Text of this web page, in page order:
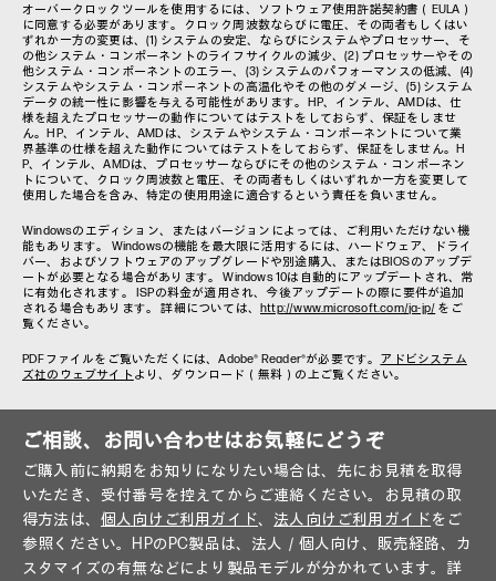
オーバークロックツールを使用するには、ソフトウェア使用許諾契約書（EULA）
に同意する必要があります。クロック周波数ならびに電圧、その両者もしくはい
ずれか一方の変更は、(1) システムの安定、ならびにシステムやプロセッサー、そ
の他システム・コンポーネントのライフサイクルの減少、(2) プロセッサーやその
他システム・コンポーネントのエラー、(3) システムのパフォーマンスの低減、(4)
システムやシステム・コンポーネントの高温化やその他のダメージ、(5) システム
データの統一性に影響を与える可能性があります。HP、インテル、AMDは、仕
様を超えたプロセッサーの動作についてはテストをしておらず、保証をしませ
ん。HP、インテル、AMDは、システムやシステム・コンポーネントについて業
界基準の仕様を超えた動作についてはテストをしておらず、保証をしません。H
P、インテル、AMDは、プロセッサーならびにその他のシステム・コンポーネン
トについて、クロック周波数と電圧、その両者もしくはいずれか一方を変更して
使用した場合を含み、特定の使用用途に適合するという責任を負いません。
Windowsのエディション、またはバージョンによっては、ご利用いただけない機
能もあります。 Windowsの機能を最大限に活用するには、ハードウェア、ドライ
バー、およびソフトウェアのアップグレードや別途購入、またはBIOSのアップデ
ートが必要となる場合があります。 Windows 10は自動的にアップデートされ、常
に有効化されます。 ISPの料金が適用され、今後アップデートの際に要件が追加
される場合もあります。 詳細については、 http://www.microsoft.com/ja-jp/ をご
覧ください。
PDFファイルをご覧いただくには、Adobe® Reader®が必要です。 アドビシステム
ズ社のウェブサイト より、ダウンロード（無料）の上ご覧ください。
ご相談、お問い合わせはお気軽にどうぞ
ご購入前に納期をお知りになりたい場合は、先にお見積を取得
いただき、受付番号を控えてからご連絡ください。お見積の取
得方法は、 個人向けご利用ガイド、 法人向けご利用ガイドをご
参照ください。HPのPC製品は、法人／個人向け、販売経路、カ
スタマイズの有無などにより製品モデルが分かれています。詳